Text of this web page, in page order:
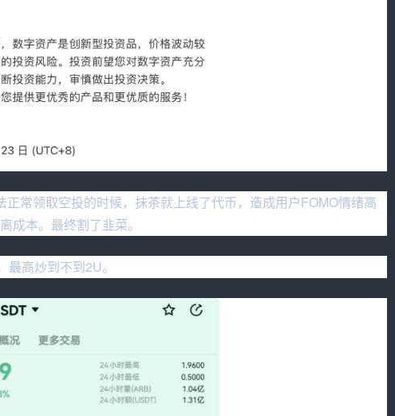
常领取空投的时候，抹茶就上线了代币，造成用户FOMO情绪高
成本。最终割了韭菜。
高炒到不到2U。